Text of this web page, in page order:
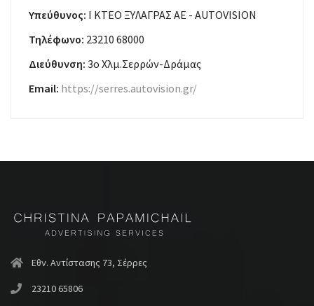
Υπεύθυνος: Ι ΚΤΕΟ ΞΥΛΑΓΡΑΣ ΑΕ - AUTOVISION
Τηλέφωνο: 23210 68000
Διεύθυνση: 3ο Χλμ.Σερρών-Δράμας
Email: https://serres.autovision.gr/
Εθν. Αντίστασης 73, Σέρρες
23210 65806